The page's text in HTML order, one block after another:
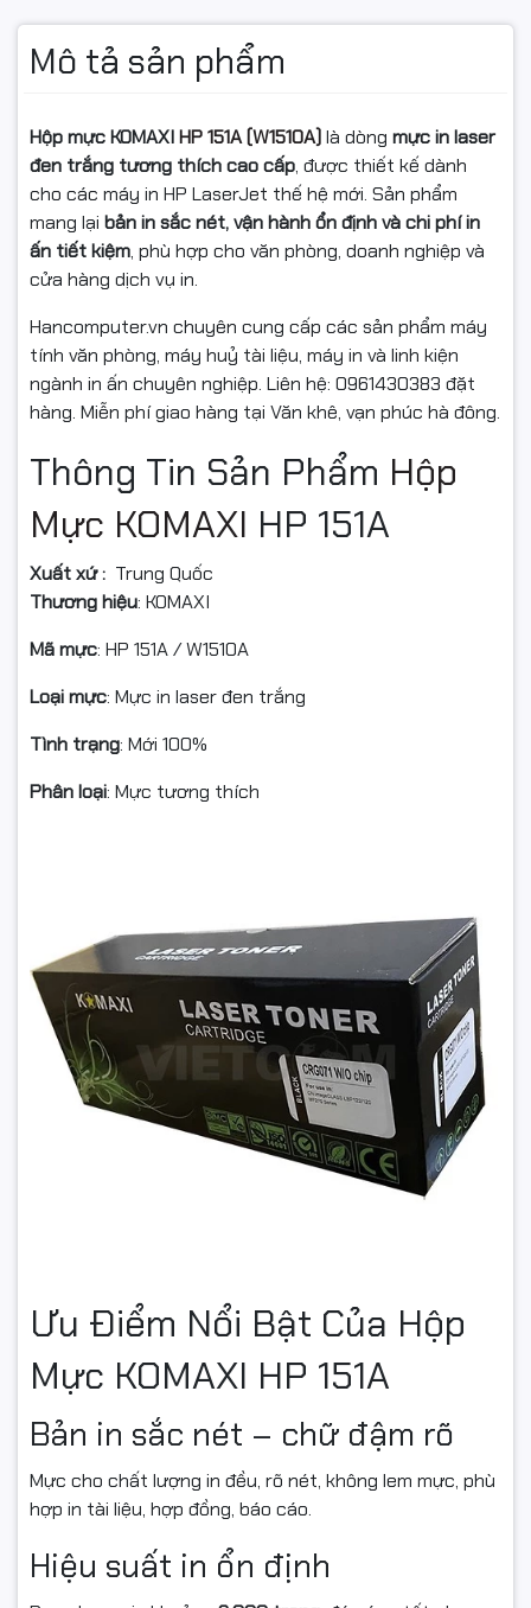
Mô tả sản phẩm
Hộp mực KOMAXIHP 151A (W1510A)là dòng mực in laser
đen trắng tương thích cao cấp, được thiết kế dành
cho các máy in HP LaserJet thế hệ mới. Sản phẩm
mang lại bản in sắc nét, vận hành ổn định và chi phí in
ấn tiết kiệm, phù hợp cho văn phòng, doanh nghiệp và
cửa hàng dịch vụ in.
Hancomputer.vn chuyên cung cấp các sản phẩm máy
tính văn phòng, máy huỷ tài liệu, máy in và linh kiện
ngành in ấn chuyên nghiệp. Liên hệ: 0961430383 đặt
hàng. Miễn phí giao hàng tại Văn khê, vạn phúc hà đông.
Thông Tin Sản Phẩm Hộp
Mực KOMAXI HP 151A
Xuất xứ : Trung Quốc
Thương hiệu: KOMAXI
Mã mực: HP 151A / W1510A
Loại mực: Mực in laser đen trắng
Tình trạng: Mới 100%
Phân loại: Mực tương thích
Ưu Điểm Nổi Bật Của Hộp
Mực KOMAXI HP 151A
Bản in sắc nét – chữ đậm rõ
Mực cho chất lượng in đều, rõ nét, không lem mực, phù
hợp in tài liệu, hợp đồng, báo cáo.
Hiệu suất in ổn định